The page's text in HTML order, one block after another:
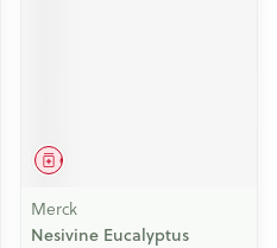
Geneesmiddel
Merck
Nesivine Eucalyptus